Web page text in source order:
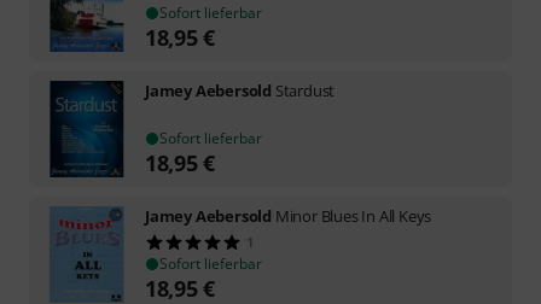
Sofort lieferbar
18,95€
Jamey Aebersold Stardust
Sofort lieferbar
18,95€
Jamey Aebersold Minor Blues In All Keys
1
Sofort lieferbar
18,95€